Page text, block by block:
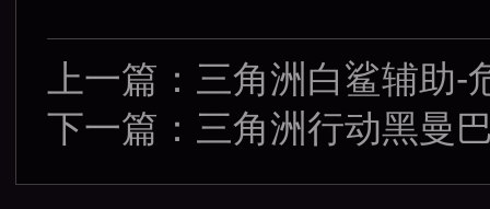
上一篇： 三角洲白鲨辅助-
下一篇： 三角洲行动黑曼